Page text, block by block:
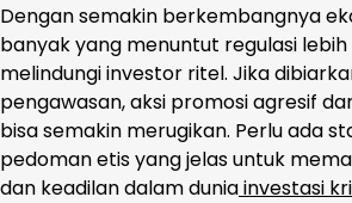
Dengan semakin berkembangnya
banyak yang menuntut regulasi
melindungi investor ritel. Jika
pengawasan, aksi promosi agresif
bisa semakin merugikan. Perlu ada
pedoman etis yang jelas untuk
dan keadilan dalam duniainvestasi